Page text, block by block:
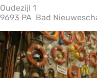
a
a
r
e
p
u
b
Oudezijl 1
9693 PA Bad